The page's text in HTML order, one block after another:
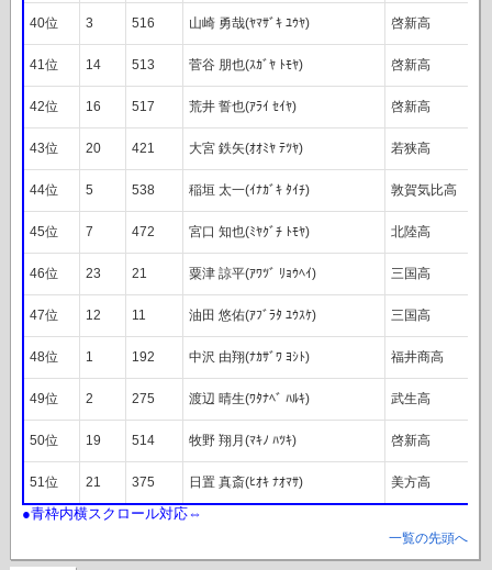
40位 3 516 山崎 勇哉(ﾔﾏｻﾞｷ ﾕｳﾔ) 啓新高
41位 14 513 菅谷 朋也(ｽｶﾞﾔ ﾄﾓﾔ) 啓新高
42位 16 517 荒井 誓也(ｱﾗｲ ｾｲﾔ) 啓新高
43位 20 421 大宮 鉄矢(ｵｵﾐﾔ ﾃﾂﾔ) 若狭高
44位 5 538 稲垣 太一(ｲﾅｶﾞｷ ﾀｲﾁ) 敦賀気比高
45位 7 472 宮口 知也(ﾐﾔｸﾞﾁ ﾄﾓﾔ) 北陸高
46位 23 21 粟津 諒平(ｱﾜﾂﾞ ﾘｮｳﾍｲ) 三国高
47位 12 11 油田 悠佑(ｱﾌﾞﾗﾀ ﾕｳｽｹ) 三国高
48位 1 192 中沢 由翔(ﾅｶｻﾞﾜ ﾖｼﾄ) 福井商高
49位 2 275 渡辺 晴生(ﾜﾀﾅﾍﾞ ﾊﾙｷ) 武生高
50位 19 514 牧野 翔月(ﾏｷﾉ ﾊﾂｷ) 啓新高
51位 21 375 日置 真斎(ﾋｵｷ ﾅｵﾏｻ) 美方高
一覧の先頭へ